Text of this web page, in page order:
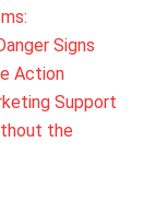
Signs
Action
Support
the